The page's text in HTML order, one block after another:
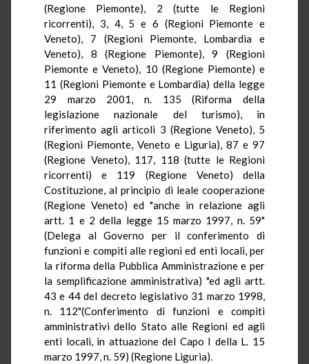
(Regione Piemonte), 2 (tutte le Regioni
ricorrenti), 3, 4, 5 e 6 (Regioni Piemonte e
Veneto), 7 (Regioni Piemonte, Lombardia e
Veneto), 8 (Regione Piemonte), 9 (Regioni
Piemonte e Veneto), 10 (Regione Piemonte) e
11 (Regioni Piemonte e Lombardia) della legge
29 marzo 2001, n. 135 (Riforma della
legislazione nazionale del turismo), in
riferimento agli articoli 3 (Regione Veneto), 5
(Regioni Piemonte, Veneto e Liguria), 87 e 97
(Regione Veneto), 117, 118 (tutte le Regioni
ricorrenti) e 119 (Regione Veneto) della
Costituzione, al principio di leale cooperazione
(Regione Veneto) ed "anche in relazione agli
artt. 1 e 2 della legge 15 marzo 1997, n. 59"
(Delega al Governo per il conferimento di
funzioni e compiti alle regioni ed enti locali, per
la riforma della Pubblica Amministrazione e per
la semplificazione amministrativa) "ed agli artt.
43 e 44 del decreto legislativo 31 marzo 1998,
n. 112"(Conferimento di funzioni e compiti
amministrativi dello Stato alle Regioni ed agli
enti locali, in attuazione del Capo I della L. 15
marzo 1997, n. 59) (Regione Liguria).